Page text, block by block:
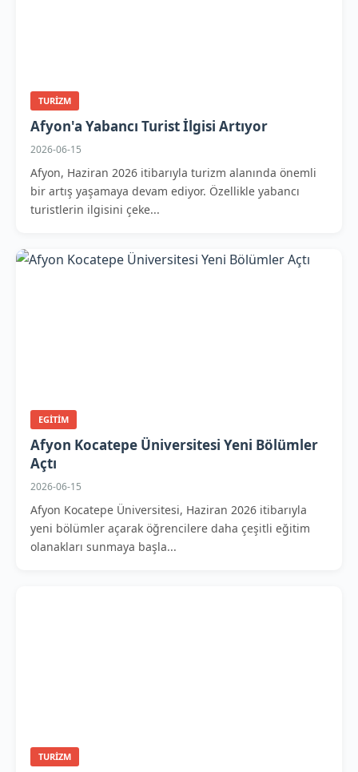
TURIZM
Afyon'a Yabancı Turist İlgisi Artıyor
2026-06-15
Afyon, Haziran 2026 itibarıyla turizm alanında önemli
bir artış yaşamaya devam ediyor. Özellikle yabancı
turistlerin ilgisini çeke...
EGITIM
Afyon Kocatepe Üniversitesi Yeni Bölümler
Açtı
2026-06-15
Afyon Kocatepe Üniversitesi, Haziran 2026 itibarıyla
yeni bölümler açarak öğrencilere daha çeşitli eğitim
olanakları sunmaya başla...
TURIZM